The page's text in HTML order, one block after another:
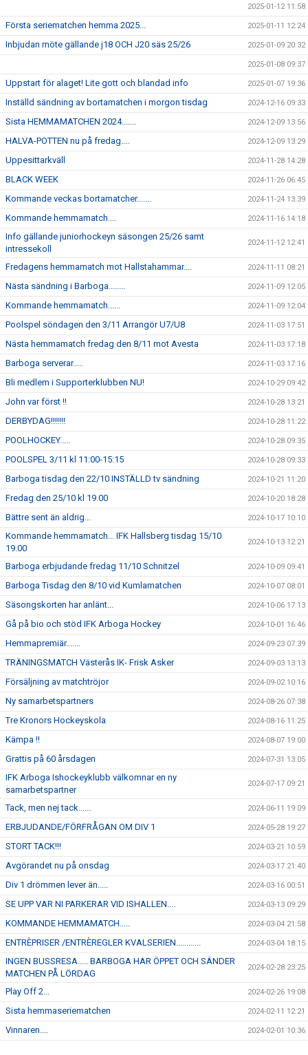
2025-01-12 11:58
Första seriematchen hemma 2025... 2025-01-11 12:24
Inbjudan möte gällande j18 OCH J20 säs 25/26 2025-01-09 20:32
2025-01-08 09:37
Uppstart för alaget! Lite gott och blandad info 2025-01-07 19:36
Inställd sändning av bortamatchen i morgon tisdag 2024-12-16 09:33
Sista HEMMAMATCHEN 2024....... 2024-12-09 13:56
HALVA-POTTEN nu på fredag.... 2024-12-09 13:29
Uppesittarkväll 2024-11-28 14:28
BLACK WEEK 2024-11-26 06:45
Kommande veckas bortamatcher....... 2024-11-24 13:39
Kommande hemmamatch.... 2024-11-16 14:18
Info gällande juniorhockeyn säsongen 25/26 samt
intressekoll
2024-11-12 12:41
Fredagens hemmamatch mot Hallstahammar.... 2024-11-11 08:21
Nästa sändning i Barboga........ 2024-11-09 12:05
Kommande hemmamatch...... 2024-11-09 12:04
Poolspel söndagen den 3/11 Arrangör U7/U8 2024-11-03 17:51
Nästa hemmamatch fredag den 8/11 mot Avesta 2024-11-03 17:18
Barboga serverar..... 2024-11-03 17:16
Bli medlem i Supporterklubben NU! 2024-10-29 09:42
John var först !! 2024-10-28 13:21
DERBYDAG!!!!!!! 2024-10-28 11:22
POOLHOCKEY..... 2024-10-28 09:35
POOLSPEL 3/11 kl 11:00-15:15 2024-10-28 09:33
Barboga tisdag den 22/10 INSTÄLLD tv sändning 2024-10-21 11:20
Fredag den 25/10 kl 19.00 2024-10-20 18:28
Bättre sent än aldrig... 2024-10-17 10:10
Kommande hemmamatch... IFK Hallsberg tisdag 15/10
19.00
2024-10-13 12:21
Barboga erbjudande fredag 11/10 Schnitzel 2024-10-09 09:41
Barboga Tisdag den 8/10 vid Kumlamatchen 2024-10-07 08:01
Säsongskorten har anlänt... 2024-10-06 17:13
Gå på bio och stöd IFK Arboga Hockey 2024-10-01 16:46
Hemmapremiär....... 2024-09-23 07:39
TRÄNINGSMATCH Västerås IK- Frisk Asker 2024-09-03 13:13
Försäljning av matchtröjor 2024-09-02 10:16
Ny samarbetspartners 2024-08-26 07:38
Tre Kronors Hockeyskola 2024-08-16 11:25
Kämpa !! 2024-08-07 19:00
Grattis på 60 årsdagen 2024-07-31 13:05
IFK Arboga Ishockeyklubb välkomnar en ny
samarbetspartner
2024-07-17 09:21
Tack, men nej tack...... 2024-06-11 19:09
ERBJUDANDE/FÖRFRÅGAN OM DIV 1 2024-05-28 19:27
STORT TACK!!! 2024-03-21 10:59
Avgörandet nu på onsdag 2024-03-17 21:40
Div 1 drömmen lever än..... 2024-03-16 00:51
SE UPP VAR NI PARKERAR VID ISHALLEN.... 2024-03-13 09:29
KOMMANDE HEMMAMATCH..... 2024-03-04 21:58
ENTRÈPRISER /ENTRÈREGLER KVALSERIEN............ 2024-03-04 18:15
INGEN BUSSRESA..... BARBOGA HAR ÖPPET OCH SÄNDER
MATCHEN PÅ LÖRDAG
2024-02-28 23:25
Play Off 2... 2024-02-26 19:08
Sista hemmaseriematchen 2024-02-11 12:21
Vinnaren.... 2024-02-01 10:36